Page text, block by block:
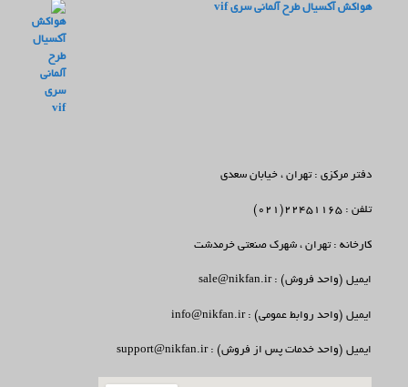
هواکش آکسیال طرح آلمانی سری vif
دفتر مرکزی : تهران ، خیابان سعدی
تلفن : 22451165(021)
کارخانه : تهران ، شهرک صنعتی خرمدشت
ایمیل (واحد فروش) : sale@nikfan.ir
ایمیل (واحد روابط عمومی) : info@nikfan.ir
ایمیل (واحد خدمات پس از فروش) : support@nikfan.ir